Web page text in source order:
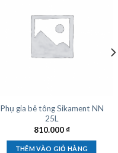
Phụ gia bê tông Sikament NN
25L
810.000₫
THÊM VÀO GIỎ HÀNG